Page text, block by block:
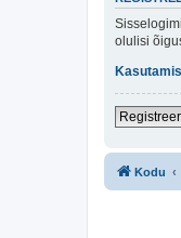
olulisi
Kodu